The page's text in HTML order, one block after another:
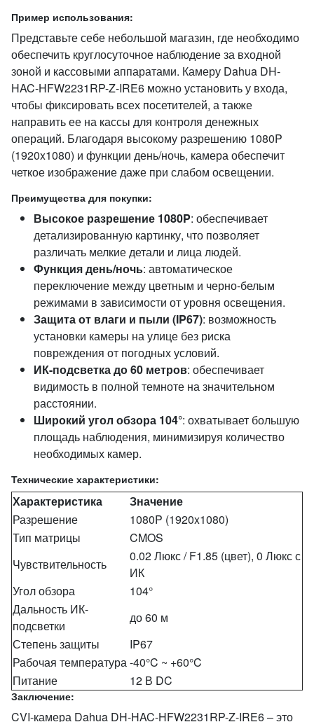
Пример использования:
Представьте себе небольшой магазин, где необходимо
обеспечить круглосуточное наблюдение за входной
зоной и кассовыми аппаратами. Камеру Dahua DH-
HAC-HFW2231RP-Z-IRE6 можно установить у входа,
чтобы фиксировать всех посетителей, а также
направить ее на кассы для контроля денежных
операций. Благодаря высокому разрешению 1080P
(1920x1080) и функции день/ночь, камера обеспечит
четкое изображение даже при слабом освещении.
Преимущества для покупки:
Высокое разрешение 1080P: обеспечивает
детализированную картинку, что позволяет
различать мелкие детали и лица людей.
Функция день/ночь: автоматическое
переключение между цветным и черно-белым
режимами в зависимости от уровня освещения.
Защита от влаги и пыли (IP67): возможность
установки камеры на улице без риска
повреждения от погодных условий.
ИК-подсветка до 60 метров: обеспечивает
видимость в полной темноте на значительном
расстоянии.
Широкий угол обзора 104°: охватывает большую
площадь наблюдения, минимизируя количество
необходимых камер.
Технические характеристики:
Характеристика
Значение
Разрешение
1080P (1920x1080)
Тип матрицы
CMOS
Чувствительность
0.02 Люкс / F1.85 (цвет), 0 Люкс с
ИК
Угол обзора
104°
Дальность ИК-
подсветки
до 60 м
Степень защиты
IP67
Рабочая температура-40°C ~ +60°C
Питание
12 В DC
Заключение:
CVI-камера Dahua DH-HAC-HFW2231RP-Z-IRE6 – это